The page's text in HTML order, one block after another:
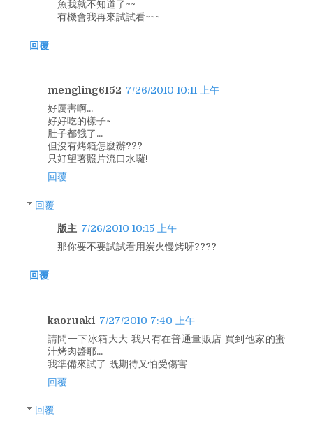
魚我就不知道了~~
有機會我再來試試看~~~
回覆
mengling6152 7/26/2010 10:11 上午
好厲害啊...
好好吃的樣子~
肚子都餓了...
但沒有烤箱怎麼辦???
只好望著照片流口水囉!
回覆
回覆
版主 7/26/2010 10:15 上午
那你要不要試試看用炭火慢烤呀????
回覆
kaoruaki 7/27/2010 7:40 上午
請問一下冰箱大大 我只有在普通量販店 買到他家的蜜
汁烤肉醬耶...
我準備來試了 既期待又怕受傷害
回覆
回覆